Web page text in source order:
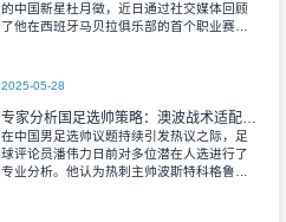
的中国新星杜月徵，近日通过社交媒体回顾
了他在西班牙马贝拉俱乐部的首个职业赛
2025-05-28
专家分析国足选帅策略：澳波战术适配性获认可 穆斯卡特风格存隐忧
在中国男足选帅议题持续引发热议之际，足
球评论员潘伟力日前对多位潜在人选进行了
专业分析。他认为热刺主帅波斯特科格鲁的